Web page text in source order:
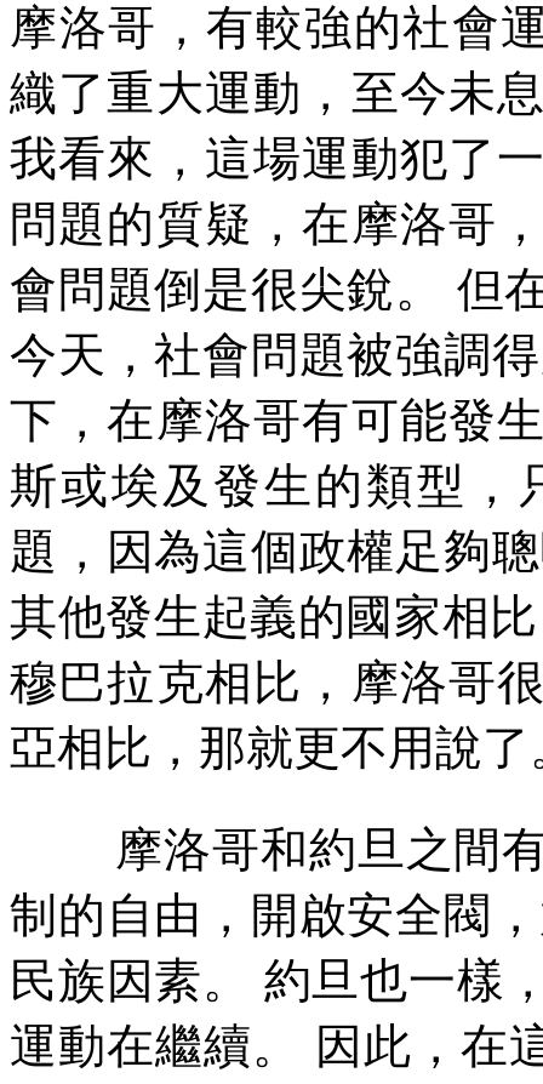
摩洛哥，有較強的社會
織了重大運動，至今未
我看來，這場運動犯了
問題的質疑，在摩洛哥
會問題倒是很尖銳。
但
今天，社會問題被強調
下，在摩洛哥有可能發
斯或埃及發生的類型，
題，因為這個政權足夠
其他發生起義的國家相
穆巴拉克相比，摩洛哥
亞相比，那就更不用說了
摩洛哥和約旦之間
制的自由，開啟安全閥
民族因素。
約旦也一樣
運動在繼續。
因此，在